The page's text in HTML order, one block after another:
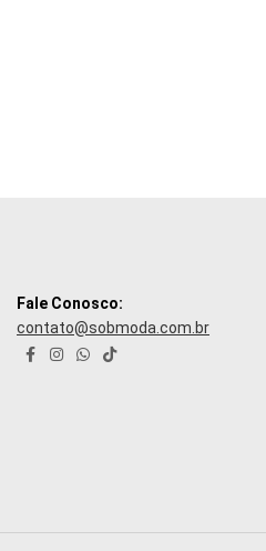
Fale Conosco:
contato@sobmoda.com.br